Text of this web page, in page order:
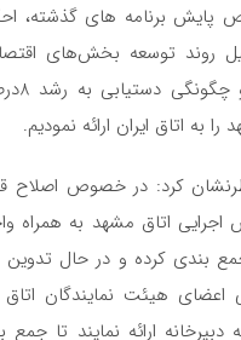
برنامه های گذشته،
روند توسعه بخش‌های
را به اتاق ایران ارائه نمودیم.
کرد: در خصوص اصلاح
اجرایی اتاق مشهد به همراه
بندی کرده و در حال
اعضای هیئت نمایندگان
دبیرخانه ارائه نمایند تا